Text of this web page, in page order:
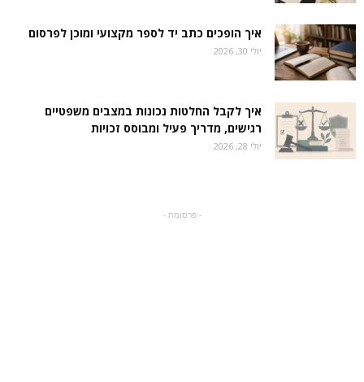
איך הופכים כתב יד לספר מקצועי ומוכן לפרסום
יולי 30, 2026
איך לקבל החלטות נכונות במצבים משפטיים
רגישים, מדריך פעיל ומבוסס זכויות
יולי 28, 2026
- פרסומת -